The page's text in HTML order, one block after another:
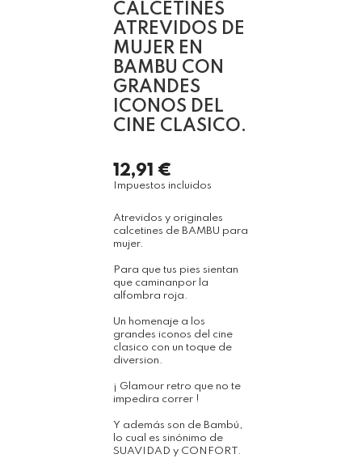
CALCETINES
ATREVIDOS DE
MUJER EN
BAMBU CON
GRANDES
ICONOS DEL
CINE CLASICO.
12,91 €
Impuestos incluidos
Atrevidos y originales
calcetines de BAMBU para
mujer.
Para que tus pies sientan
que caminanpor la
alfombra roja.
Un homenaje a los
grandes iconos del cine
clasico con un toque de
diversion.
¡ Glamour retro que no te
impedira correr !
Y además son de Bambú,
lo cual es sinónimo de
SUAVIDAD y CONFORT.